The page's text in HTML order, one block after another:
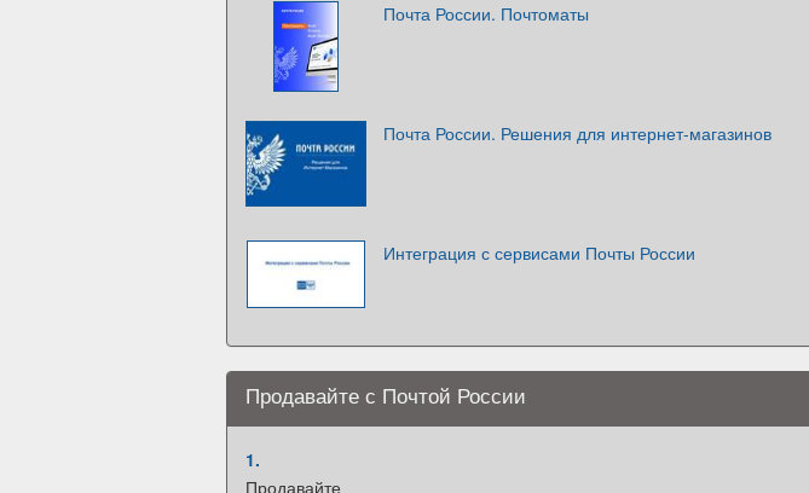
Почта России. Почтоматы
Почта России. Решения для интернет-магазинов
Интеграция с сервисами Почты России
Продавайте с Почтой России
1.
Продавайте